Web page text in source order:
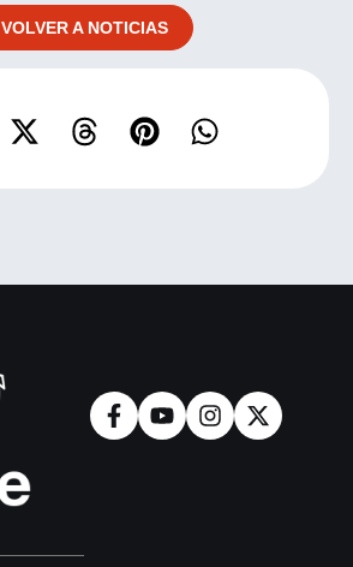
VOLVER A NOTICIAS